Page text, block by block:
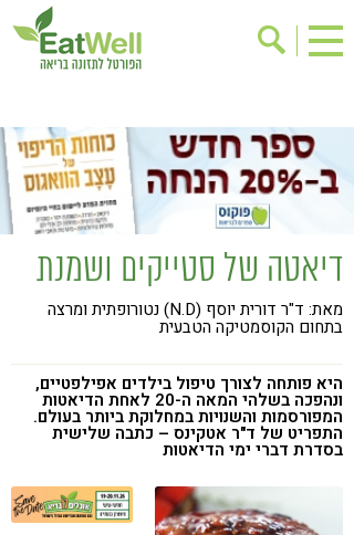
בישול בריא
אינדקס עסקים
ריפוי ומניעת מחלות
בריאות האישה
מתכוני בריאות
אירועים
שינוי תזונתי
גישות בתזונה
דיאטה
ילדים
תזונה וספורט
הפרעות קשב & ריכוז
אכילה רגשית
קורונה
טבעונות
דיאטה של סטייקים ושמנת
מאת: ד"ר דורית יוסף (N.D) נטורופתית ומרצה
בתחום הקוסמטיקה הטבעית
היא פותחה לצורך טיפול בילדים אפילפטיים,
ונהפכה בשלהי המאה ה-20 לאחת הדיאטות
המפורסמות והשנויות במחלוקת ביותר בעולם.
התפריט של ד"ר אטקינס – כתבה שלישית
בסדרת דברי ימי הדיאטות